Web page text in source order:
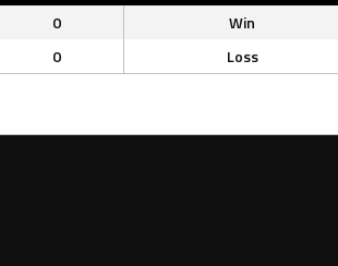
0
Win
0 Loss